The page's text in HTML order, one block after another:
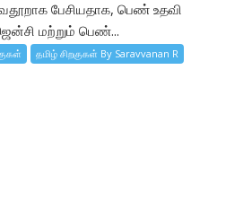
பேசியதாக, பெண் உதவி
மற்றும் பெண்...
தமிழ் சிறகுகள் By Saravvanan R